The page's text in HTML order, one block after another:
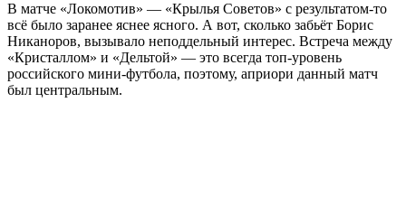
В матче «Локомотив» — «Крылья Советов» с результатом-то
всё было заранее яснее ясного. А вот, сколько забьёт Борис
Никаноров, вызывало неподдельный интерес. Встреча между
«Кристаллом» и «Дельтой» — это всегда топ-уровень
российского мини-футбола, поэтому, априори данный матч
был центральным.